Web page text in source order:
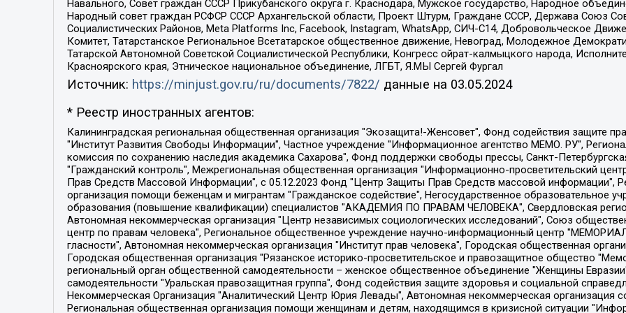
Навального, Совет граждан СССР Прикубанского округа г. Краснодара, Мужское государство, Народное
Народный совет граждан РСФСР СССР Архангельской области, Проект Штурм, Граждане СССР, Держава Союз
Социалистических Районов, Meta Platforms Inc, Facebook, Instagram, WhatsApp, СИЧ-С14, Добровольческое
Комитет, Татарстанское Региональное Всетатарское общественное движение, Невоград, Молодежное
Татарской Автономной Советской Социалистической Республики, Конгресс ойрат-калмыцкого народа,
Красноярского края, Этническое национальное объединение, ЛГБТ, Я.МЫ Сергей Фургал
Источник: https://minjust.gov.ru/ru/documents/7822/ данные на 03.05.2024
* Реестр иностранных агентов:
Калининградская региональная общественная организация "Экозащита!-Женсовет", Фонд содействия защите прав и свобод граждан "Общественный вердикт", Фонд "Институт Развития Свободы Информации", Частное учреждение "Информационное агентство МЕМО. РУ", Региональная общественная организация "Общественная комиссия по сохранению наследия академика Сахарова", Фонд поддержки свободы прессы, Санкт-Петербургская общественная правозащитная организация "Гражданский контроль", Межрегиональная общественная организация "Информационно-просветительский центр "Мемориал", Региональный Фонд "Центр Защиты Прав Средств Массовой Информации", с 05.12.2023 Фонд "Центр Защиты Прав Средств массовой информации", Региональная общественная благотворительная организация помощи беженцам и мигрантам "Гражданское содействие", Негосударственное образовательное учреждение дополнительного профессионального образования (повышение квалификации) специалистов "АКАДЕМИЯ ПО ПРАВАМ ЧЕЛОВЕКА", Свердловская региональная общественная организация "Сутяжник", Автономная некоммерческая организация "Центр независимых социологических исследований", Союз общественных объединений "Российский исследовательский центр по правам человека", Региональное общественное учреждение научно-информационный центр "МЕМОРИАЛ", Некоммерческая организация "Фонд защиты гласности", Автономная некоммерческая организация "Институт прав человека", Городская общественная организация "Екатеринбургское общество "МЕМОРИАЛ", Городская общественная организация "Рязанское историко-просветительское и правозащитное общество "Мемориал" (Рязанский Мемориал), Челябинский региональный орган общественной самодеятельности – женское общественное объединение "Женщины Евразии", Челябинский региональный орган общественной самодеятельности "Уральская правозащитная группа", Фонд содействия защите здоровья и социальной справедливости имени Андрея Рылькова, Автономная Некоммерческая Организация "Аналитический Центр Юрия Левады", Автономная некоммерческая организация социальной поддержки населения "Проект Апрель", Региональная общественная организация помощи женщинам и детям, находящимся в кризисной ситуации "Информационно-методический центр "Анна", Фонд содействия развитию массовых коммуникаций и правовому просвещению "Так-так-Так", Фонд содействия устойчивому развитию "Серебряная тайга", Свердловский региональный общественный фонд социальных проектов "Новое время", "Idel.Реалии", Кавказ.Реалии, Крым.Реалии, Телеканал Настоящее Время, Татаро-башкирская служба Радио Свобода (Azatliq Radiosi), Радио Свободная Европа/Радио Свобода (PCE/PC), "Сибирь.Реалии", "Фактограф", Благотворительный фонд помощи осужденным и их семьям, Автономная некоммерческая организация "Институт глобализации и социальных движений", Фонд "В защиту прав заключенных", Частное учреждение "Центр поддержки и содействия развитию средств массовой информации", Пензенский региональный общественный благотворительный фонд "Гражданский союз", "Север.Реалии", Некоммерческая организация Фонд "Правовая инициатива", Общество с ограниченной ответственностью "Радио Свободная Европа/Радио Свобода", Чешское информационное агентство "MEDIUM-ORIENT", Красноярская региональная общественная организация "Мы против СПИДа", Камалягин Денис Николаевич, Маркелов Сергей Евгеньевич, Пономарев Лев Александрович, Савицкая Людмила Алексеевна, Автономная некоммерческая организация "Центр по работе с проблемой насилия "НАСИЛИЮ.НЕТ", Межрегиональный профессиональный союз работников здравоохранения "Альянс врачей", Юридическое лицо, зарегистрированное в Латвийской Республике, SIA "Medusa Project" (регистрационный номер 40103797863, дата регистрации 10.06.2014), Некоммерческая организация "Фонд по борьбе с коррупцией", Автономная некоммерческая организация "Институт права и публичной политики", Баданин Роман Сергеевич, Гликин Максим Александрович, Железнова Мария Михайловна, Лукьянова Юлия Сергеевна, Маетная Елизавета Витальевна, Маняхин Петр Борисович, Чуракова Ольга Владимировна, Ярош Юлия Петровна, Юридическое лицо "The Insider SIA", зарегистрированное в Риге, Латвийская Республика (дата регистрации 26.06.2015), являющееся администратором доменного имени интернет-издания "The Insider SIA", https://theins.ru, Постернак Алексей Евгеньевич, Рубин Михаил Аркадьевич, Анин Роман Александрович, Юридическое лицо Istories fonds, зарегистрированное в Латвийской Республике (регистрационный номер 50008295751, дата регистрации 24.02.2020), Великовский Дмитрий Александрович, Долинина Ирина Николаевна, Мароховская Алеся Алексеевна, Шлейнов Роман Юрьевич, Шмагун Олеся Валентиновна, Общество с ограниченной ответственностью "Альтаир 2021", Общество с ограниченной ответственностью "Вега 2021", Общество с ограниченной ответственностью "Главный редактор 2021", Общество с ограниченной ответственностью "Ромашки монолит", Важенков Артем Валерьевич, Ивановская областная общественная организация "Центр гендерных исследований", Гурман Юрий Альбертович, Медиапроект "ОВД-Инфо", Егоров Владимир Владимирович, Жилинский Владимир Александрович, Общество с ограниченной ответственностью "ЗП", Иванова София Юрьевна, Карезина Инна Павловна, Кильтау Екатерина Викторовна, Петров Алексей Викторович, Пискунов Сергей Евгеньевич, Смирнов Сергей Сергеевич, Тихонов Михаил Сергеевич, Общество с ограниченной ответственностью "ЖУРНАЛИСТ-ИНОСТРАННЫЙ АГЕНТ", Арапова Галина Юрьевна, Вольтская Татьяна Анатольевна, Американская компания "Mason G.E.S. Anonymous Foundation" (США), являющаяся владельцем интернет-издания https://mnews.world/, Компания "Stichting Bellingcat", зарегистрированная в Нидерландах (дата регистрации 11.07.2018), Захаров Андрей Вячеславович, Клепиковская Екатерина Дмитриевна, Общество с ограниченной ответственностью "МЕМО", Перл Роман Александрович, Симонов Евгений Алексеевич, Соловьева Елена Анатольевна, Сотников Даниил Владимирович, Сурначева Елизавета Дмитриевна, Автономная некоммерческая организация по защите прав человека и информированию населения "Якутия – Наше Мнение", Общество с ограниченной ответственностью "Москоу диджитал медиа", с 26.01.2023 Общество с ограниченной ответственностью "Чайка Белые сады", Ветошкина Валерия Валерьевна, Заговора Максим Александрович, Межрегиональное общественное движение "Российская ЛГБТ - сеть", Оленичев Максим Владимирович, Павлов Иван Юрьевич, Скворцова Елена Сергеевна, Общество с ограниченной ответственностью "Как бы инагент", Кочетков Игорь Викторович, Общество с ограниченной ответственностью "Честные выборы", Еланчик Олег Александрович, Общество с ограниченной ответственностью "Нобелевский призыв", Гималова Регина Эмилевна, Григорьев Андрей Валерьевич, Григорьева Алина Александровна, Ассоциация по содействию защите прав призывников, альтернативнослужащих и военнослужащих "Правозащитная группа